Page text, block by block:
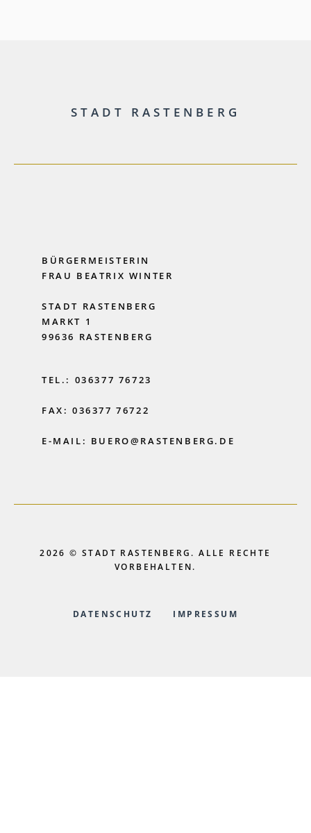
STADT RASTENBERG
BÜRGERMEISTERIN
FRAU BEATRIX WINTER
STADT RASTENBERG
MARKT 1
99636 RASTENBERG
TEL.: 036377 76723
FAX: 036377 76722
E-MAIL: BUERO@RASTENBERG.DE
2026 © STADT RASTENBERG. ALLE RECHTE
VORBEHALTEN.
DATENSCHUTZ IMPRESSUM